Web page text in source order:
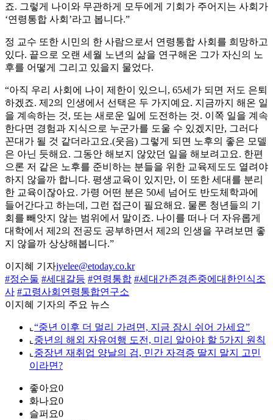
죠. 그렇게 나이와 무관하게 모두에게 기회가 주어지는 사회가
‘연령통합 사회’라고 봅니다.”
정 교수 또한 시민의 한 사람으로서 연령통합 사회를 희망하고
있다. 끝으로 오랜 세월 노년의 삶을 연구해온 그가 자신의 노
후를 어떻게 그리고 있을지 물었다.
“아직 우리 사회에 나이 제한이 있으니, 65세가 되면 저도 은퇴
하겠죠. 제2의 인생에서 선택은 두 가지예요. 지금까지 해온 일
을 계속하는 것, 또는 새로운 일에 도전하는 것. 이쪽 일을 계속
한다면 경험과 지식으로 누군가를 도울 수 있겠지만, 그러다
꼰대가 될 것 같더라고요.(웃음) 그렇게 되면 노후의 좋은 모델
은 아닌 듯해요. 그동안 해보지 않았던 일을 해보려고요. 한편
으론 저 같은 노후를 준비하는 분들을 위한 교육제도도 열려야
하지 않을까 합니다. 평생교육이 있지만, 이 또한 세대를 분리
한 교육이잖아요. 가령 어떤 분은 50세 넘어도 반도체학과에
들어간다고 하는데, 그런 접근이 필요해요. 물론 청년들의 기
회를 빼앗지 않는 범위에서 말이죠. 나이를 떠나 더 자유롭게
대학에서 제2의 전공도 공부하면서 제2의 인생을 꾸려보면 좋
지 않을까 상상해봅니다.”
이지혜 기자jyelee@etoday.co.kr
#정순둘 #세대갈등 #연령통합 #세대간존경존중에대한인식조
사 #고령사회연령통합연구소
이지혜 기자의 주요 뉴스
⌞ “중년 이후 더 멀리 가려면, 지금 잠시 쉬어 가세요”
⌞ 중년의 해외 자유여행 도전, 미리 알아야 할 5가지 원칙
⌞ 중장년 재취업 양날의 검, 민간 자격증 딸지 말지 고민
이라면?
좋아요0
화나요0
슬퍼요0